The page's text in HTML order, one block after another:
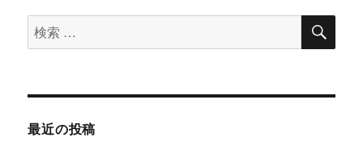
ン
検
索
象:
検
最近の投稿